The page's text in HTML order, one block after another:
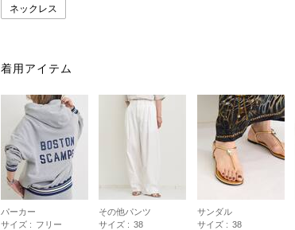
ネックレス
着用アイテム
パーカー
サイズ : フリー
その他パンツ
サイズ : 38
サンダル
サイズ : 38